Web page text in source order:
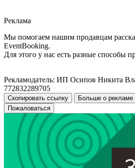
Реклама
Мы помогаем нашим продавцам
EventBooking.
Для этого у нас есть разные способы
Рекламодатель: ИП Осипов Никита
772832289705
Скопировать ссылку
Больше о рекламе
Пожаловаться